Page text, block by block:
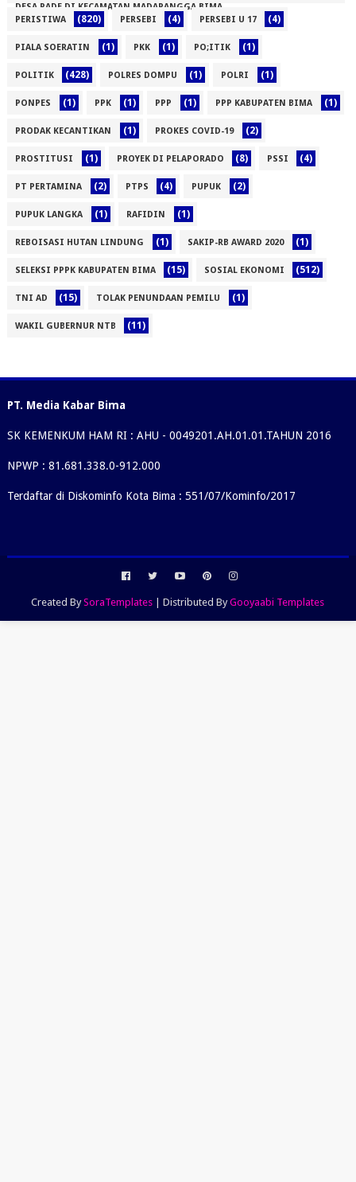
DESA RADE DI KECAMATAN MADAPANGGA BIMA
(1)PERISTIWA (820) PERSEBI (4) PERSEBI U 17 (4)
PIALA SOERATIN (1) PKK (1) PO;ITIK (1)
POLITIK (428) POLRES DOMPU (1) POLRI (1)
PONPES (1) PPK (1) PPP (1) PPP KABUPATEN BIMA (1)
PRODAK KECANTIKAN (1) PROKES COVID-19 (2)
PROSTITUSI (1) PROYEK DI PELAPORADO (8) PSSI (4)
PT PERTAMINA (2) PTPS (4) PUPUK (2)
PUPUK LANGKA (1) RAFIDIN (1)
REBOISASI HUTAN LINDUNG (1) SAKIP-RB AWARD 2020 (1)
SELEKSI PPPK KABUPATEN BIMA (15) SOSIAL EKONOMI (512)
TNI AD (15) TOLAK PENUNDAAN PEMILU (1)
WAKIL GUBERNUR NTB (11)
PT. Media Kabar Bima
SK KEMENKUM HAM RI : AHU - 0049201.AH.01.01.TAHUN 2016
NPWP : 81.681.338.0-912.000
Terdaftar di Diskominfo Kota Bima : 551/07/Kominfo/2017
Created BySoraTemplates | Distributed ByGooyaabi Templates